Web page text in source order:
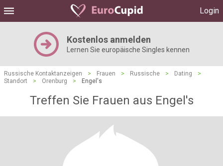
Login
Kostenlos anmelden
Lernen Sie europäische Singles kennen
Russische Kontaktanzeigen > Frauen > Russische > Dating
>
Standort
> Orenburg > Engel's
Treffen Sie Frauen aus Engel's